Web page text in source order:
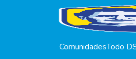
ComunidadesTodo